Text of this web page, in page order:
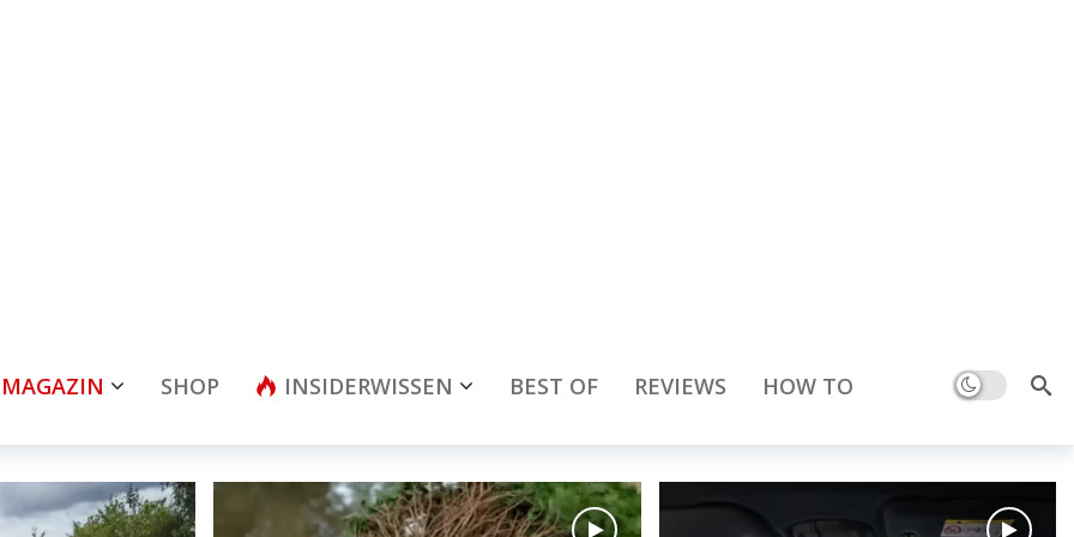
MAGAZIN SHOP INSIDERWISSEN BEST OF REVIEWS HOW TO Dark mode